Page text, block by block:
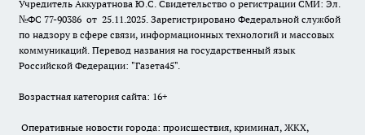
Учредитель Аккуратнова Ю.С. Свидетельство о регистрации СМИ: Эл.
№ФС 77-90386 от 25.11.2025. Зарегистрировано Федеральной службой
по надзору в сфере связи, информационных технологий и массовых
коммуникаций. Перевод названия на государственный язык
Российской Федерации: "Газета45".
Возрастная категория сайта: 16+
Оперативные новости города: происшествия, криминал, ЖКХ,